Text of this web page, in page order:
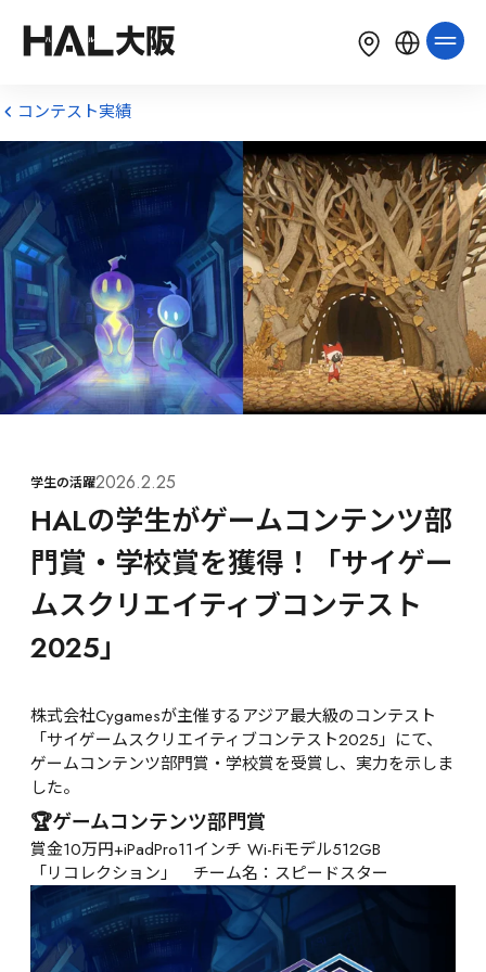
LANGUAGE
English
한국어 Tiếng Việt Bahasa Indonesia
コンテスト実績
学生の活躍2026.2.25
HALの学生がゲームコンテンツ部
門賞・学校賞を獲得！「サイゲー
ムスクリエイティブコンテスト
2025」
株式会社Cygamesが主催するアジア最大級のコンテスト
「サイゲームスクリエイティブコンテスト2025」にて、
ゲームコンテンツ部門賞・学校賞を受賞し、実力を示しま
した。
🏆ゲームコンテンツ部門賞
賞金10万円+iPadPro11インチ Wi-Fiモデル512GB
「リコレクション」　チーム名：スピードスター